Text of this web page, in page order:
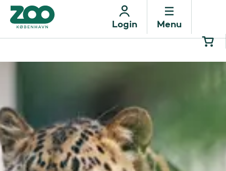
Menu
Login